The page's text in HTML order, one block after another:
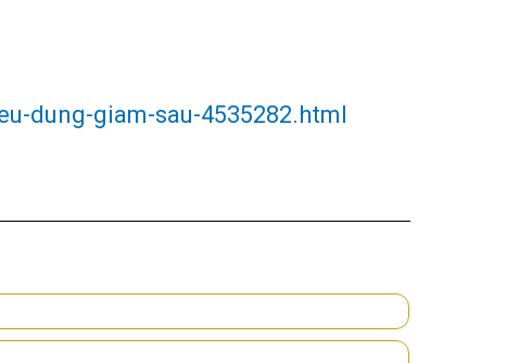
dung-giam-sau-4535282.html